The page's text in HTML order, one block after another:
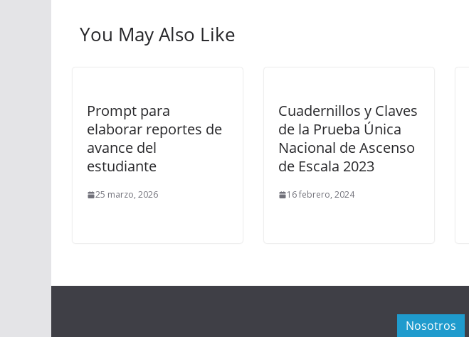
You May Also Like
Prompt para
elaborar reportes de
avance del
estudiante
25 marzo, 2026
Cuadernillos y Claves
de la Prueba Única
Nacional de Ascenso
de Escala 2023
16 febrero, 2024
Nosotros